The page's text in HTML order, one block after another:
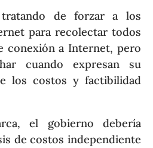
de forzar a los
para recolectar todos
conexión a Internet, pero
cuando expresan su
los costos y factibilidad
el gobierno debería
de costos independiente